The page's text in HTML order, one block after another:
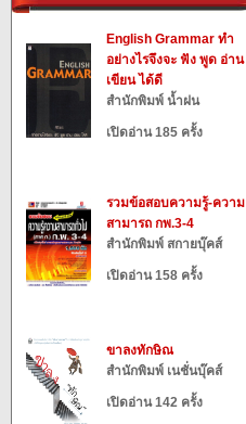
English Grammar ทำ
อย่างไรจึงจะ ฟัง พูด อ่าน
เขียน ได้ดี
สำนักพิมพ์ น้ำฝน
เปิดอ่าน 185 ครั้ง
รวมข้อสอบความรู้-ความ
สามารถ กพ.3-4
สำนักพิมพ์ สกายบุ๊คส์
เปิดอ่าน 158 ครั้ง
ขาลงทักษิณ
สำนักพิมพ์ เนชั่นบุ๊คส์
เปิดอ่าน 142 ครั้ง